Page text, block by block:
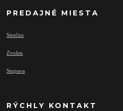
PREDAJNÉ MIESTA
Strečno
Zvolen
Stupava
RÝCHLY KONTAKT